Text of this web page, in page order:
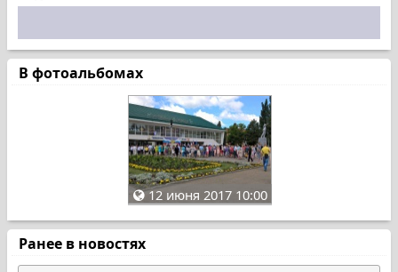
В фотоальбомах
12 июня 2017 10:00
Ранее в новостях